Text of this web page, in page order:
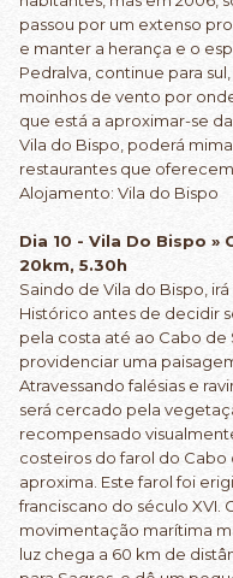
passou por um extenso
e manter a herança e o
Pedralva, continue para
moinhos de vento por
que está a aproximar-se
Vila do Bispo, poderá
restaurantes que
Alojamento: Vila do Bispo
Dia 10 - Vila Do Bispo »
20km, 5.30h
Saindo de Vila do Bispo,
Histórico antes de decidir
pela costa até ao Cabo de
providenciar uma
Atravessando falésias e
será cercado pela
recompensado
costeiros do farol do
aproxima. Este farol foi
franciscano do século XVI.
movimentação marítima
luz chega a 60 km de